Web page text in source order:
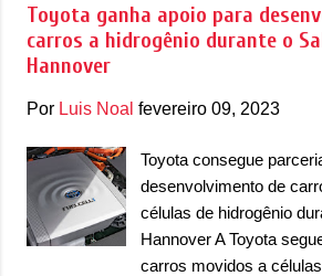
carrocerias Furgão e
destaca por trazer o
marca com a nova grafia
justamente neste
Visualmente, as
a combustão e a
dianteira, a marca traz
com três barras em
Toyota ganha apoio para
carros a hidrogênio durante o
Hannover
Por Luis Noal fevereiro 09, 2023
Toyota consegue
desenvolvimento de
células de hidrogênio
Hannover A Toyota
carros movidos a